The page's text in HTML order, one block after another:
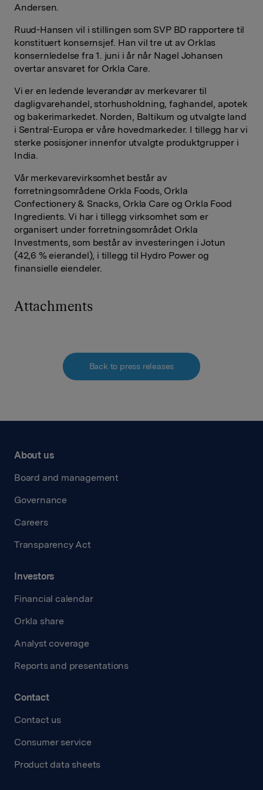
Andersen.
Ruud-Hansen vil i stillingen som SVP BD rapportere til
konstituert konsernsjef. Han vil tre ut av Orklas
konsernledelse fra 1. juni i år når Nagel Johansen
overtar ansvaret for Orkla Care.
Vi er en ledende leverandør av merkevarer til
dagligvarehandel, storhusholdning, faghandel, apotek
og bakerimarkedet. Norden, Baltikum og utvalgte land
i Sentral-Europa er våre hovedmarkeder. I tillegg har vi
sterke posisjoner innenfor utvalgte produktgrupper i
India.
Vår merkevarevirksomhet består av
forretningsområdene Orkla Foods, Orkla
Confectionery & Snacks, Orkla Care og Orkla Food
Ingredients. Vi har i tillegg virksomhet som er
organisert under forretningsområdet Orkla
Investments, som består av investeringen i Jotun
(42,6 % eierandel), i tillegg til Hydro Power og
finansielle eiendeler.
Attachments
Back to press releases
About us
Board and management
Governance
Careers
Transparency Act
Investors
Financial calendar
Orkla share
Analyst coverage
Reports and presentations
Contact
Contact us
Consumer service
Product data sheets